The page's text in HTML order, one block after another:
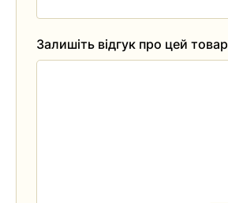
Залишіть відгук про цей товар